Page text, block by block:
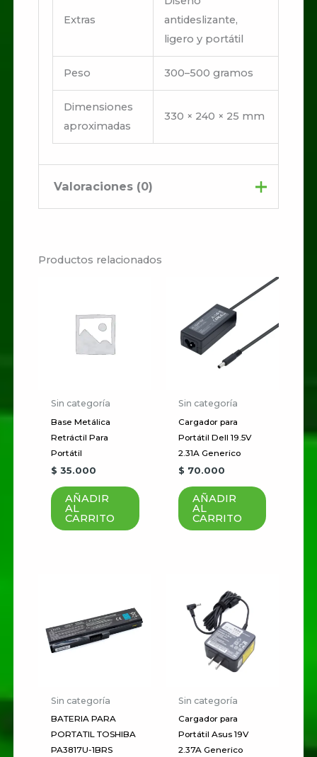
Extras
antideslizante,
ligero y portátil
Peso 300–500 gramos
Dimensiones
aproximadas
330 × 240 × 25 mm
Valoraciones (0)
ventiladores”
Tu dirección de correo
electrónico no será publicada.
marcados con
Tu
puntuación
Tu valoración
Correo electrónico
Guardar mi nombre, correo
electrónico y sitio web en este
navegador para la próxima vez
Productos relacionados
Sin categoría
Base Metálica
Retráctil Para
Portátil
$ 35.000
AÑADIR
AL
CARRITO
Sin categoría
Cargador para
Portátil Dell 19.5V
2.31A Generico
$ 70.000
AÑADIR
AL
CARRITO
Sin categoría
BATERIA PARA
PORTATIL TOSHIBA
PA3817U-1BRS
Sin categoría
Cargador para
Portátil Asus 19V
2.37A Generico